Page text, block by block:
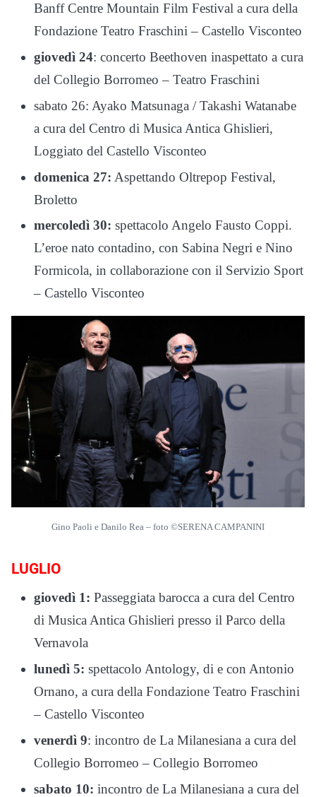
Banff Centre Mountain Film Festival a cura della
Fondazione Teatro Fraschini – Castello Visconteo
giovedì 24: concerto Beethoven inaspettato a cura
del Collegio Borromeo – Teatro Fraschini
sabato 26: Ayako Matsunaga / Takashi Watanabe
a cura del Centro di Musica Antica Ghislieri,
Loggiato del Castello Visconteo
domenica 27: Aspettando Oltrepop Festival,
Broletto
mercoledì 30: spettacolo Angelo Fausto Coppi.
L’eroe nato contadino, con Sabina Negri e Nino
Formicola, in collaborazione con il Servizio Sport
– Castello Visconteo
Gino Paoli e Danilo Rea – foto ©SERENA CAMPANINI
LUGLIO
giovedì 1: Passeggiata barocca a cura del Centro
di Musica Antica Ghislieri presso il Parco della
Vernavola
lunedì 5: spettacolo Antology, di e con Antonio
Ornano, a cura della Fondazione Teatro Fraschini
– Castello Visconteo
venerdì 9: incontro de La Milanesiana a cura del
Collegio Borromeo – Collegio Borromeo
sabato 10: incontro de La Milanesiana a cura del